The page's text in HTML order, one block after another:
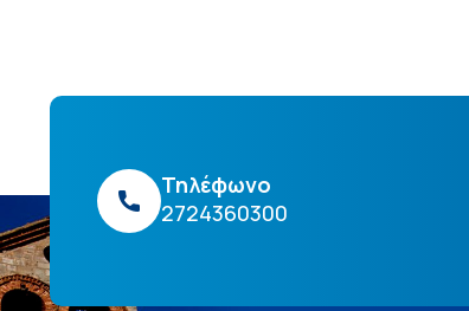
Τηλέφωνο
2724360300